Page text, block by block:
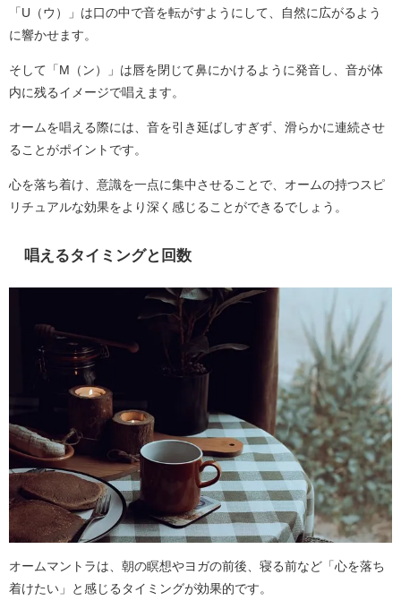
「U（ウ）」は口の中で音を転がすようにして、自然に広がるよう
に響かせます。
そして「M（ン）」は唇を閉じて鼻にかけるように発音し、音が体
内に残るイメージで唱えます。
オームを唱える際には、音を引き延ばしすぎず、滑らかに連続させ
ることがポイントです。
心を落ち着け、意識を一点に集中させることで、オームの持つスピ
リチュアルな効果をより深く感じることができるでしょう。
唱えるタイミングと回数
オームマントラは、朝の瞑想やヨガの前後、寝る前など「心を落ち
着けたい」と感じるタイミングが効果的です。